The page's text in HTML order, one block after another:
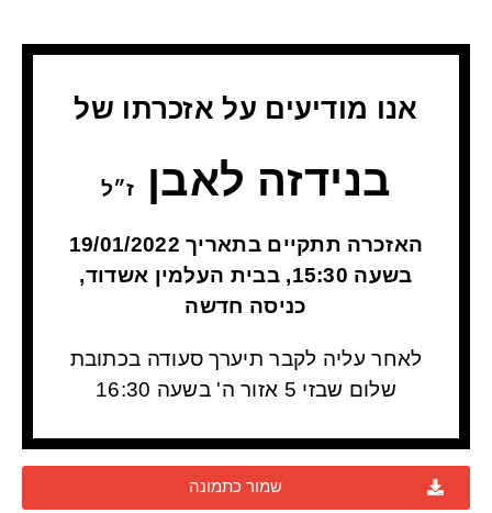
אנו מודיעים על אזכרתו של
בנידזה לאבן ז״ל
האזכרה תתקיים בתאריך 19/01/2022
בשעה 15:30, בבית העלמין אשדוד,
כניסה חדשה
לאחר עליה לקבר תיערך סעודה בכתובת
שלום שבזי 5 אזור ה' בשעה 16:30
שמור כתמונה